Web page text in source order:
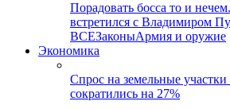
Порадовать босса то и
встретился с Владимиром
ВСЕЗаконыАрмия и оружие
Экономика
Спрос на земельные
сократились на 27%